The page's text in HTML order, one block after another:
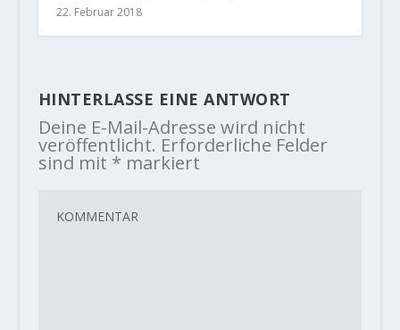
22. Februar 2018
HINTERLASSE EINE ANTWORT
Deine E-Mail-Adresse wird nicht
veröffentlicht. Erforderliche Felder
sind mit * markiert